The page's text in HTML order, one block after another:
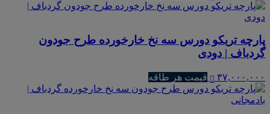
پارچه تریکو دورس سه نخ خارخورده طرح جودون
گردباف | دودی
۳۷,۰۰۰,۰۰۰ قیمت هر طاقه